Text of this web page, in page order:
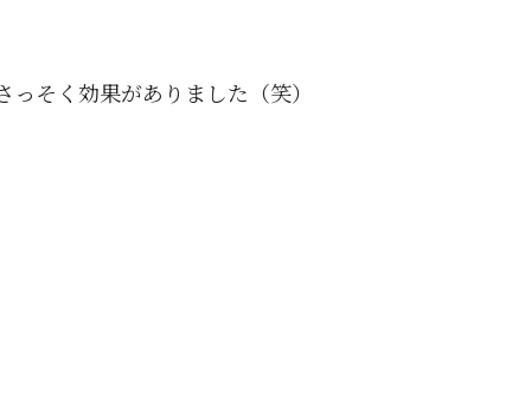
そく効果がありました（笑）